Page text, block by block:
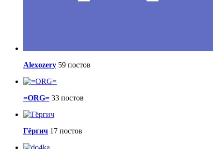
Alexozery 59 постов
=ORG= 33 постов
Гёргич 17 постов